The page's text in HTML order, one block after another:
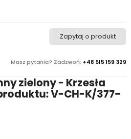
Masz pytania? Zadzwoń: +48 515 159 329
Zapytaj o produkt
zielony - Krzesła
V-CH-K/377-